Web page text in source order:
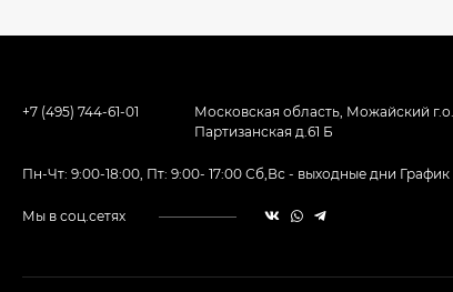
+7 (495) 744-61-01
Московская область, Можайский
Партизанская д.61 Б
Пн-Чт: 9:00-18:00, Пт: 9:00- 17:00 Сб,Вс - выходные дни
Мы в соц.сетях